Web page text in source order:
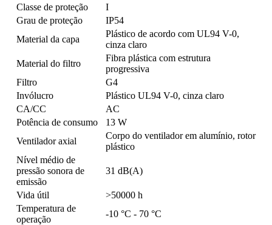
Classe de proteção
I
Grau de proteção
IP54
Material da capa
Plástico de acordo com UL94 V-0,
cinza claro
Material do filtro
Fibra plástica com estrutura
progressiva
Filtro
G4
Invólucro
Plástico UL94 V-0, cinza claro
CA/CC
AC
Potência de consumo
13 W
Ventilador axial
Corpo do ventilador em alumínio, rotor
plástico
Nível médio de
pressão sonora de
emissão
31 dB(A)
Vida útil
>50000 h
Temperatura de
operação
-10 °C - 70 °C